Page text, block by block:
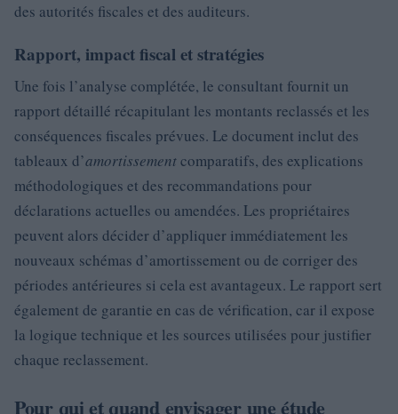
des autorités fiscales et des auditeurs.
Rapport, impact fiscal et stratégies
Une fois l’analyse complétée, le consultant fournit un
rapport détaillé récapitulant les montants reclassés et les
conséquences fiscales prévues. Le document inclut des
tableaux d’amortissementcomparatifs, des explications
méthodologiques et des recommandations pour
déclarations actuelles ou amendées. Les propriétaires
peuvent alors décider d’appliquer immédiatement les
nouveaux schémas d’amortissement ou de corriger des
périodes antérieures si cela est avantageux. Le rapport sert
également de garantie en cas de vérification, car il expose
la logique technique et les sources utilisées pour justifier
chaque reclassement.
Pour qui et quand envisager une étude